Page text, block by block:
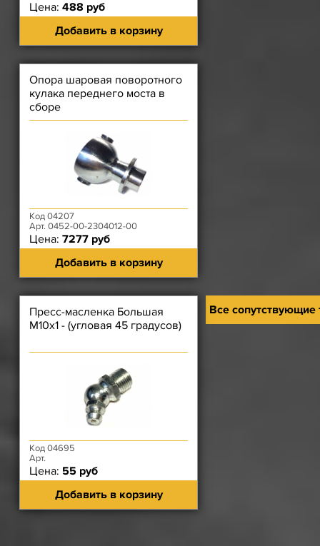
Цена: 488 руб
Добавить в корзину
Опора шаровая поворотного
кулака переднего моста в
сборе
Код 04207
Арт. 0452-00-2304012-00
Цена: 7277 руб
Добавить в корзину
Пресс-масленка Большая
М10х1 - (угловая 45 градусов)
Код 04695
Арт.
Цена: 55 руб
Добавить в корзину
Все сопутствующие